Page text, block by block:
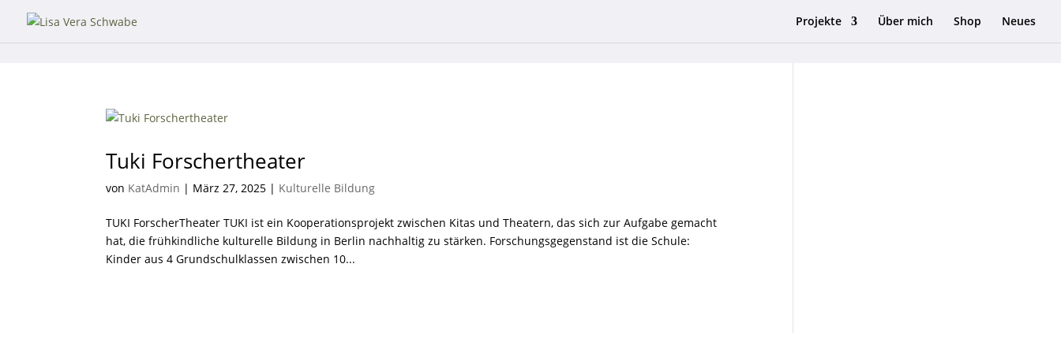
Projekte Über mich Shop Neues
Tuki Forschertheater
von KatAdmin | März 27, 2025 | Kulturelle Bildung
TUKI ForscherTheater TUKI ist ein Kooperationsprojekt zwischen Kitas und Theatern, das sich zur Aufgabe gemacht
hat, die frühkindliche kulturelle Bildung in Berlin nachhaltig zu stärken. Forschungsgegenstand ist die Schule:
Kinder aus 4 Grundschulklassen zwischen 10...